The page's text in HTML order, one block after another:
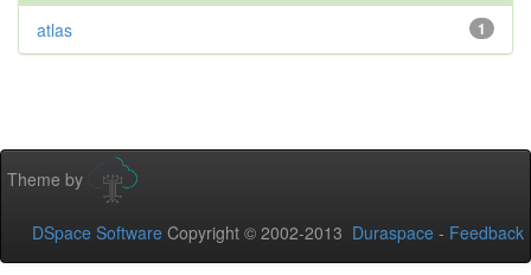
1
atlas
Theme by
DSpace Software Copyright © 2002-2013 Duraspace - Feedback